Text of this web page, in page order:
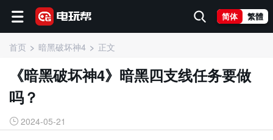
简体 繁體
首页 暗黑破坏神4 正文
《暗黑破坏神4》暗黑四支线任务要做
吗？
2024-05-21